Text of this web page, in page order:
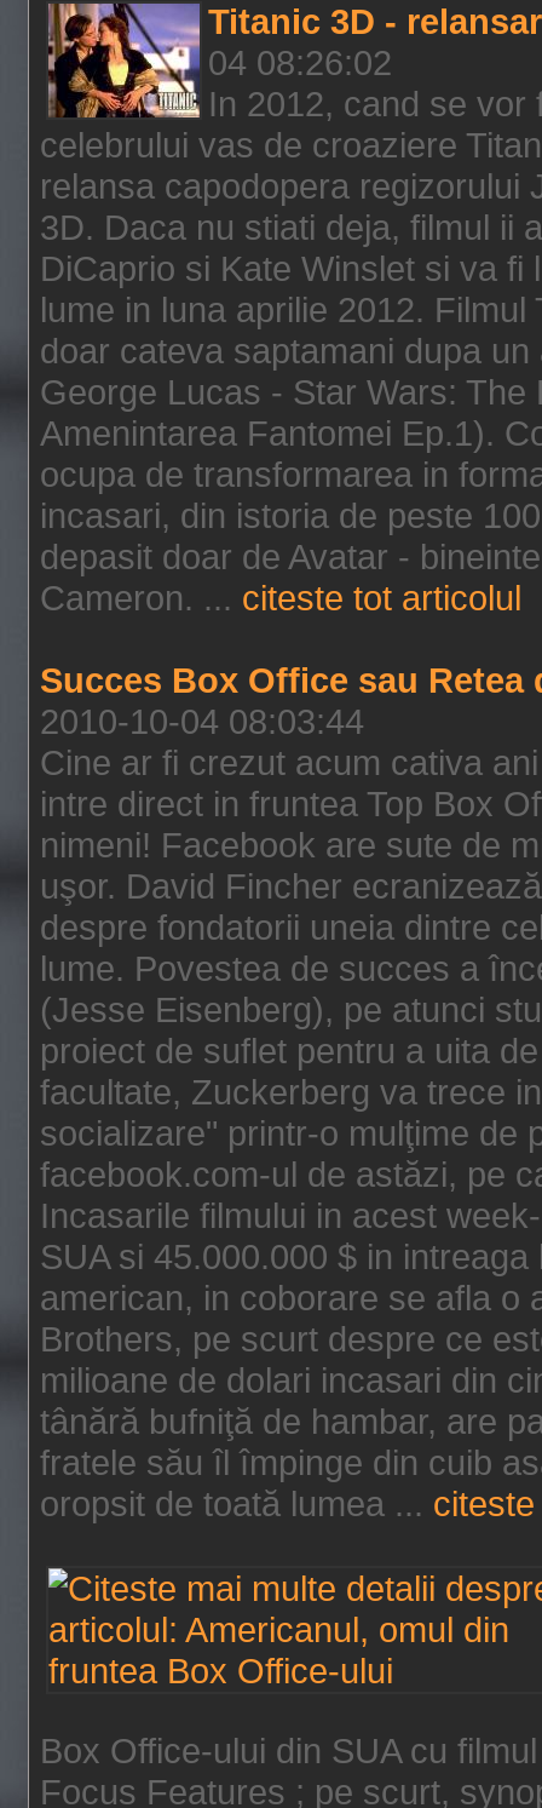
Titanic 3D -
04 08:26:02
In 2012, cand se
celebrului vas de croaziere
relansa capodopera regizorului
3D. Daca nu stiati deja, filmul ii
DiCaprio si Kate Winslet si va
lume in luna aprilie 2012.
doar cateva saptamani dupa
George Lucas - Star Wars:
Amenintarea Fantomei Ep.1).
ocupa de transformarea in
incasari, din istoria de peste
depasit doar de Avatar -
Cameron. ... citeste tot articolul
Succes Box Office sau Retea
2010-10-04 08:03:44
Cine ar fi crezut acum cativa
intre direct in fruntea Top Box
nimeni! Facebook are sute de
uşor. David Fincher
despre fondatorii uneia dintre
lume. Povestea de succes a
(Jesse Eisenberg), pe atunci
proiect de suflet pentru a uita
facultate, Zuckerberg va trece
socializare" printr-o mulţime de
facebook.com-ul de astăzi, pe
Incasarile filmului in acest
SUA si 45.000.000 $ in
american, in coborare se afla o
Brothers, pe scurt despre ce
milioane de dolari incasari din
tânără bufniţă de hambar, are
fratele său îl împinge din cuib
oropsit de toată lumea ...
Box Office-ului din SUA cu
Focus Features ; pe scurt,